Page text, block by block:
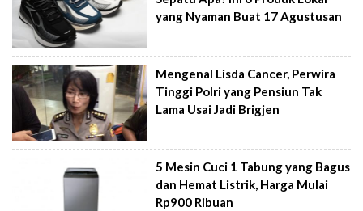
yang Nyaman Buat 17 Agustusan
Mengenal Lisda Cancer, Perwira
Tinggi Polri yang Pensiun Tak
Lama Usai Jadi Brigjen
5 Mesin Cuci 1 Tabung yang Bagus
dan Hemat Listrik, Harga Mulai
Rp900 Ribuan